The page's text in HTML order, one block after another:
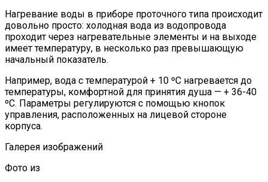
Нагревание воды в приборе проточного типа происходит
довольно просто: холодная вода из водопровода
проходит через нагревательные элементы и на выходе
имеет температуру, в несколько раз превышающую
начальный показатель.
Например, вода с температурой + 10 ºС нагревается до
температуры, комфортной для принятия душа — + 36-40
ºС. Параметры регулируются с помощью кнопок
управления, расположенных на лицевой стороне
корпуса.
Галерея изображений
Фото из